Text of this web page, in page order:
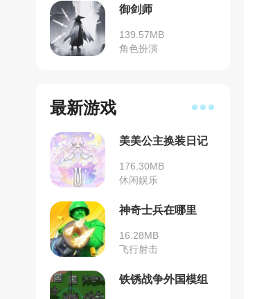
御剑师
139.57MB
角色扮演
最新游戏
美美公主换装日记
176.30MB
休闲娱乐
神奇士兵在哪里
16.28MB
飞行射击
铁锈战争外国模组